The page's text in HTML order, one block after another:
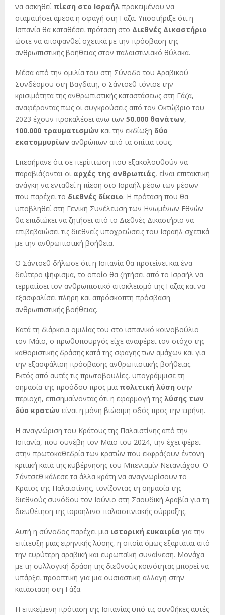
να ασκηθεί πίεση στο Ισραήλ προκειμένου να
σταματήσει άμεσα η σφαγή στη Γάζα. Υποστήριξε ότι η
Ισπανία θα καταθέσει πρόταση στο Διεθνές Δικαστήριο
ώστε να αποφανθεί σχετικά με την πρόσβαση της
ανθρωπιστικής βοήθειας στον παλαιστινιακό θύλακα.
Μέσα από την ομιλία του στη Σύνοδο του Αραβικού
Συνδέσμου στη Βαγδάτη, ο Σάντσεθ τόνισε την
κρισιμότητα της ανθρωπιστικής καταστάσεως στη Γάζα,
αναφέροντας πως οι συγκρούσεις από τον Οκτώβριο του
2023 έχουν προκαλέσει άνω των 50.000 θανάτων,
100.000 τραυματισμών και την εκδίωξη δύο
εκατομμυρίων ανθρώπων από τα σπίτια τους.
Επεσήμανε ότι σε περίπτωση που εξακολουθούν να
παραβιάζονται οι αρχές της ανθρωπιάς, είναι επιτακτική
ανάγκη να ενταθεί η πίεση στο Ισραήλ μέσω των μέσων
που παρέχει το διεθνές δίκαιο. Η πρόταση που θα
υποβληθεί στη Γενική Συνέλευση των Ηνωμένων Εθνών
θα επιδιώκει να ζητήσει από το Διεθνές Δικαστήριο να
επιβεβαιώσει τις διεθνείς υποχρεώσεις του Ισραήλ σχετικά
με την ανθρωπιστική βοήθεια.
Ο Σάντσεθ δήλωσε ότι η Ισπανία θα προτείνει και ένα
δεύτερο ψήφισμα, το οποίο θα ζητήσει από το Ισραήλ να
τερματίσει τον ανθρωπιστικό αποκλεισμό της Γάζας και να
εξασφαλίσει πλήρη και απρόσκοπτη πρόσβαση
ανθρωπιστικής βοήθειας.
Κατά τη διάρκεια ομιλίας του στο ισπανικό κοινοβούλιο
τον Μάιο, ο πρωθυπουργός είχε αναφέρει τον στόχο της
καθοριστικής δράσης κατά της σφαγής των αμάχων και για
την εξασφάλιση πρόσβασης ανθρωπιστικής βοήθειας.
Εκτός από αυτές τις πρωτοβουλίες, υπογράμμισε τη
σημασία της προόδου προς μια πολιτική λύση στην
περιοχή, επισημαίνοντας ότι η εφαρμογή της λύσης των
δύο κρατών είναι η μόνη βιώσιμη οδός προς την ειρήνη.
Η αναγνώριση του Κράτους της Παλαιστίνης από την
Ισπανία, που συνέβη τον Μάιο του 2024, την έχει φέρει
στην πρωτοκαθεδρία των κρατών που εκφράζουν έντονη
κριτική κατά της κυβέρνησης του Μπενιαμίν Νετανιάχου. Ο
Σάντσεθ κάλεσε τα άλλα κράτη να αναγνωρίσουν το
Κράτος της Παλαιστίνης, τονίζοντας τη σημασία της
διεθνούς συνόδου τον Ιούνιο στη Σαουδική Αραβία για τη
διευθέτηση της ισραηλινο-παλαιστινιακής σύρραξης.
Αυτή η σύνοδος παρέχει μια ιστορική ευκαιρία για την
επίτευξη μιας ειρηνικής λύσης, η οποία όμως εξαρτάται από
την ευρύτερη αραβική και ευρωπαϊκή συναίνεση. Μονάχα
με τη συλλογική δράση της διεθνούς κοινότητας μπορεί να
υπάρξει προοπτική για μια ουσιαστική αλλαγή στην
κατάσταση στη Γάζα.
Η επικείμενη πρόταση της Ισπανίας υπό τις συνθήκες αυτές